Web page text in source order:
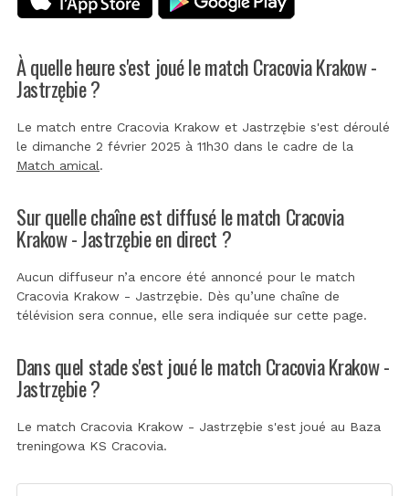
À quelle heure s'est joué le match Cracovia Krakow -
Jastrzębie ?
Le match entre Cracovia Krakow et Jastrzębie s'est déroulé
le dimanche 2 février 2025 à 11h30 dans le cadre de la
Match amical.
Sur quelle chaîne est diffusé le match Cracovia
Krakow - Jastrzębie en direct ?
Aucun diffuseur n’a encore été annoncé pour le match
Cracovia Krakow - Jastrzębie. Dès qu’une chaîne de
télévision sera connue, elle sera indiquée sur cette page.
Dans quel stade s'est joué le match Cracovia Krakow -
Jastrzębie ?
Le match Cracovia Krakow - Jastrzębie s'est joué au Baza
treningowa KS Cracovia.